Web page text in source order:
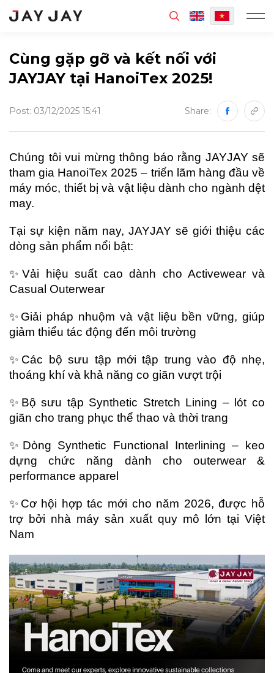
MENU
Cùng gặp gỡ và kết nối với
JAYJAY tại HanoiTex 2025!
Post: 03/12/2025 15:41 Share:
Chúng tôi vui mừng thông báo rằng JAYJAY sẽ
tham gia HanoiTex 2025 – triển lãm hàng đầu về
máy móc, thiết bị và vật liệu dành cho ngành dệt
may.
Tại sự kiện năm nay, JAYJAY sẽ giới thiệu các
dòng sản phẩm nổi bật:
✨Vải hiệu suất cao dành cho Activewear và
Casual Outerwear
✨Giải pháp nhuộm và vật liệu bền vững, giúp
giảm thiểu tác động đến môi trường
✨Các bộ sưu tập mới tập trung vào độ nhẹ,
thoáng khí và khả năng co giãn vượt trội
✨Bộ sưu tập Synthetic Stretch Lining – lót co
giãn cho trang phục thể thao và thời trang
✨Dòng Synthetic Functional Interlining – keo
dựng chức năng dành cho outerwear &
performance apparel
✨Cơ hội hợp tác mới cho năm 2026, được hỗ
trợ bởi nhà máy sản xuất quy mô lớn tại Việt
Nam